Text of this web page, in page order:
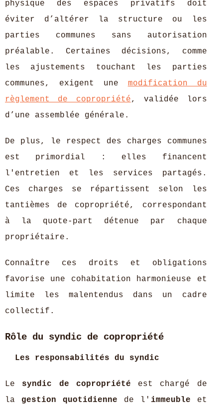
physique des espaces privatifs doit
éviter d’altérer la structure ou les
parties communes sans autorisation
préalable. Certaines décisions, comme
les ajustements touchant les parties
communes, exigent une modification du
règlement de copropriété, validée lors
d’une assemblée générale.
De plus, le respect des charges communes
est primordial : elles financent
l'entretien et les services partagés.
Ces charges se répartissent selon les
tantièmes de copropriété, correspondant
à la quote-part détenue par chaque
propriétaire.
Connaître ces droits et obligations
favorise une cohabitation harmonieuse et
limite les malentendus dans un cadre
collectif.
Rôle du syndic de copropriété
Les responsabilités du syndic
Le syndic de copropriété est chargé de
la gestion quotidienne de l' immeuble et